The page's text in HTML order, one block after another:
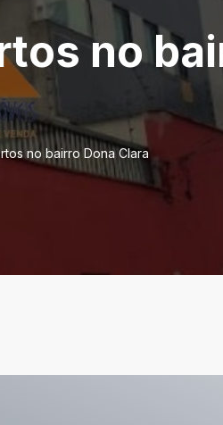
no
no bairro Dona Clara